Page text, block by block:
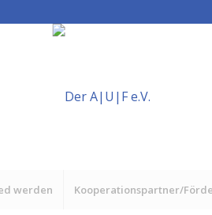
werden Kooperationspartner/